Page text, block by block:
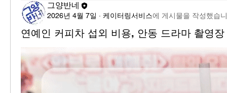
그양반네
2026년 4월 7일 · 케이터링서비스에 게시물을 작성했습
연예인 커피차 섭외 비용, 안동 드라마 촬영